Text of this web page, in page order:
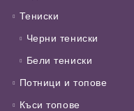
Тениски
Черни тениски
Бели тениски
Потници и топове
Къси топове